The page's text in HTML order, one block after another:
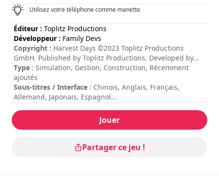
Utilisez votre téléphone comme manette
Éditeur : Toplitz Productions
Développeur : Family Devs
Copyright : Harvest Days ©2023 Toplitz Productions
GmbH. Published by Toplitz Productions. Developed by
Family Devs. All rights reserved.
Type : Simulation, Gestion, Construction, Récemment
ajoutés
Sous-titres / Interface : Chinois, Anglais, Français,
Allemand, Japonais, Espagnol
Durée totale
Difficulté
Jouer
Partager ce jeu !